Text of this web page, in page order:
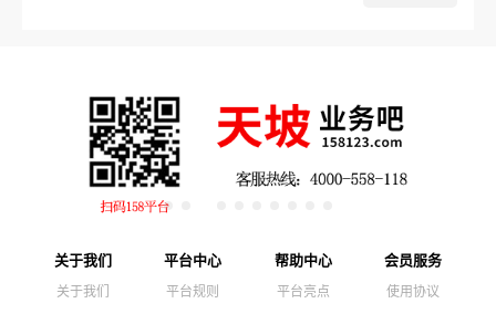
关于我们
关于我们
平台中心
平台规则
帮助中心
平台亮点
会员服务
使用协议